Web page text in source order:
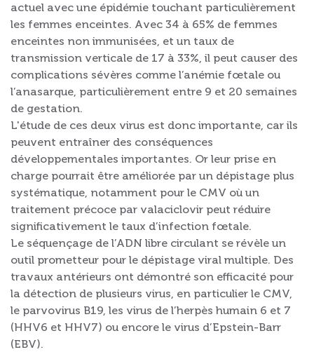
actuel avec une épidémie touchant particulièrement
les femmes enceintes. Avec 34 à 65% de femmes
enceintes non immunisées, et un taux de
transmission verticale de 17 à 33%, il peut causer des
complications sévères comme l’anémie fœtale ou
l’anasarque, particulièrement entre 9 et 20 semaines
de gestation.
L'étude de ces deux virus est donc importante, car ils
peuvent entraîner des conséquences
développementales importantes. Or leur prise en
charge pourrait être améliorée par un dépistage plus
systématique, notamment pour le CMV où un
traitement précoce par valaciclovir peut réduire
significativement le taux d’infection fœtale.
Le séquençage de l’ADN libre circulant se révèle un
outil prometteur pour le dépistage viral multiple. Des
travaux antérieurs ont démontré son efficacité pour
la détection de plusieurs virus, en particulier le CMV,
le parvovirus B19, les virus de l’herpès humain 6 et 7
(HHV6 et HHV7) ou encore le virus d’Epstein-Barr
(EBV).